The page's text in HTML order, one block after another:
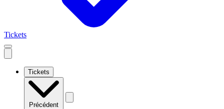
Tickets
Open
mobile
Tickets
Précédent